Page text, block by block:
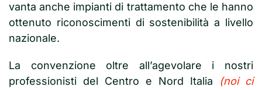
vanta anche impianti di trattamento che le hanno
ottenuto riconoscimenti di sostenibilità a livello
nazionale.
La convenzione oltre all’agevolare i nostri
professionisti del Centro e Nord Italia (noi ci